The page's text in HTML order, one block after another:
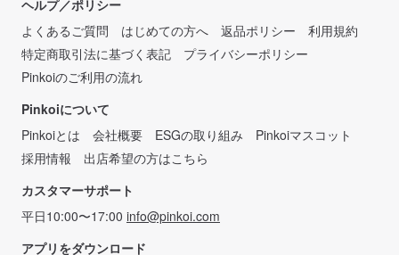
ヘルプ／ポリシー
よくあるご質問
はじめての方へ 返品ポリシー
利用規約
特定商取引法に基づく表記
プライバシーポリシー
Pinkoiのご利用の流れ
Pinkoiについて
Pinkoiとは
会社概要 ESGの取り組み
Pinkoiマスコット
採用情報
出店希望の方はこちら
カスタマーサポート
平日10:00〜17:00 info@pinkoi.com
アプリをダウンロード